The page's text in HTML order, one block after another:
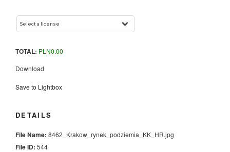
TOTAL: PLN0.00
Download
Save to Lightbox
DETAILS
File Name: 8462_Krakow_rynek_podziemia_KK_HR.jpg
File ID: 544